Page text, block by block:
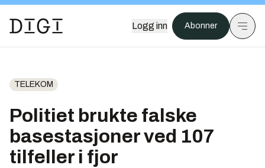
Logg inn Abonner
TELEKOM
Politiet brukte falske
basestasjoner ved 107
tilfeller i fjor